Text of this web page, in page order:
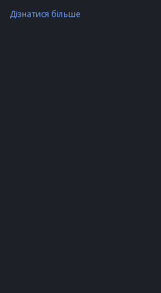
Дізнатися більше